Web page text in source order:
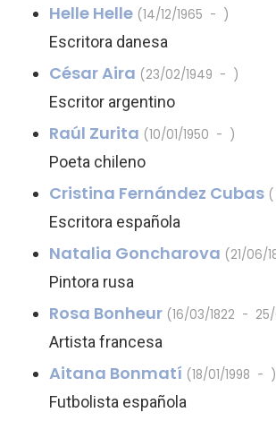
Helle Helle (14/12/1965 - )
Escritora danesa
César Aira (23/02/1949 - )
Escritor argentino
Raúl Zurita (10/01/1950 - )
Poeta chileno
Cristina Fernández Cubas
Escritora española
Natalia Goncharova (21/06/
Pintora rusa
Rosa Bonheur (16/03/1822 - 25/
Artista francesa
Aitana Bonmatí (18/01/1998 - )
Futbolista española